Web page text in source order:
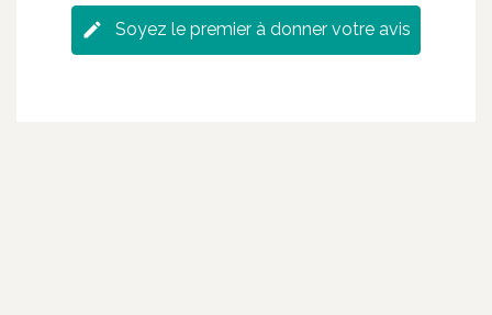
Soyez le premier à donner votre avis